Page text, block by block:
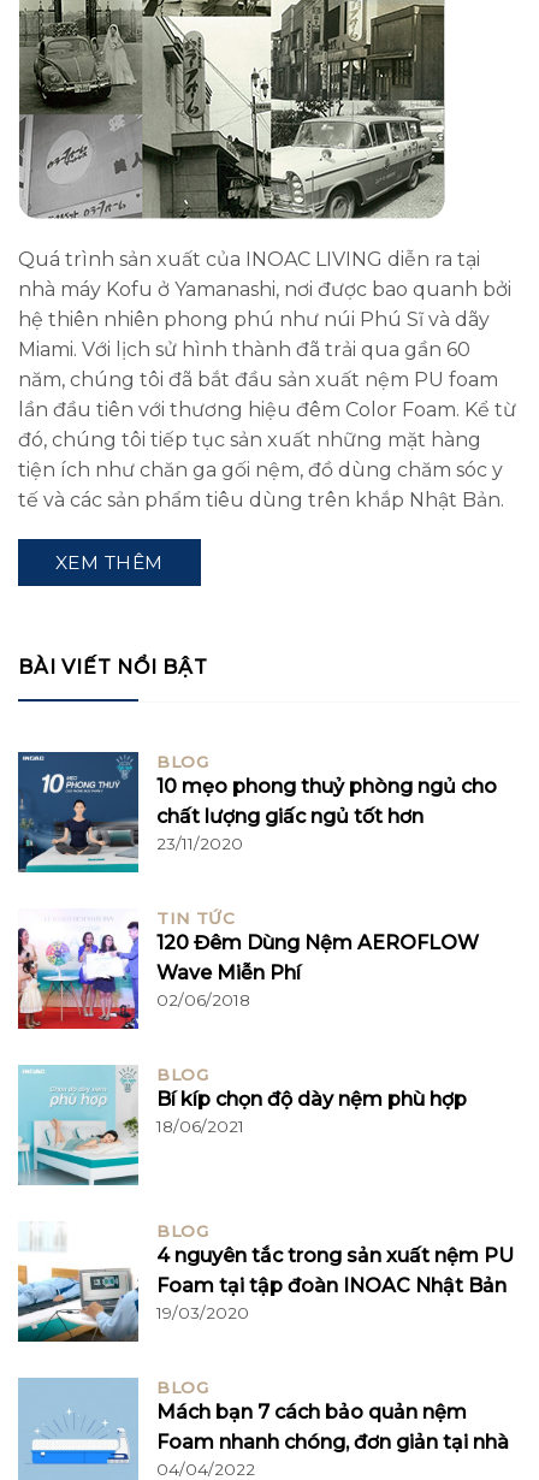
Quá trình sản xuất của INOAC LIVING diễn ra tại
nhà máy Kofu ở Yamanashi, nơi được bao quanh bởi
hệ thiên nhiên phong phú như núi Phú Sĩ và dãy
Miami. Với lịch sử hình thành đã trải qua gần 60
năm, chúng tôi đã bắt đầu sản xuất nệm PU foam
lần đầu tiên với thương hiệu đêm Color Foam. Kể từ
đó, chúng tôi tiếp tục sản xuất những mặt hàng
tiện ích như chăn ga gối nệm, đồ dùng chăm sóc y
tế và các sản phẩm tiêu dùng trên khắp Nhật Bản.
XEM THÊM
BÀI VIẾT NỔI BẬT
BLOG
10 mẹo phong thuỷ phòng ngủ cho
chất lượng giấc ngủ tốt hơn
23/11/2020
TIN TỨC
120 Đêm Dùng Nệm AEROFLOW
Wave Miễn Phí
02/06/2018
BLOG
Bí kíp chọn độ dày nệm phù hợp
18/06/2021
BLOG
4 nguyên tắc trong sản xuất nệm PU
Foam tại tập đoàn INOAC Nhật Bản
19/03/2020
BLOG
Mách bạn 7 cách bảo quản nệm
Foam nhanh chóng, đơn giản tại nhà
04/04/2022